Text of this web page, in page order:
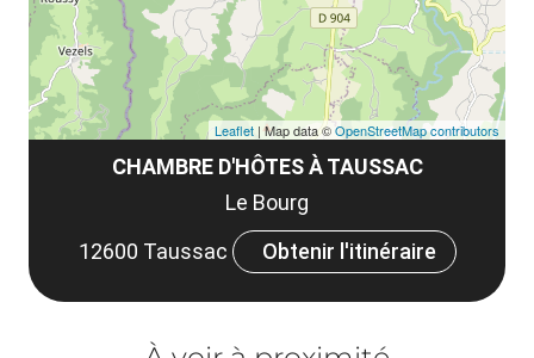
CHAMBRE D'HÔTES À TAUSSAC
Le Bourg
12600 Taussac
Obtenir l'itinéraire
Leaflet | Map data ©OpenStreetMap contributors